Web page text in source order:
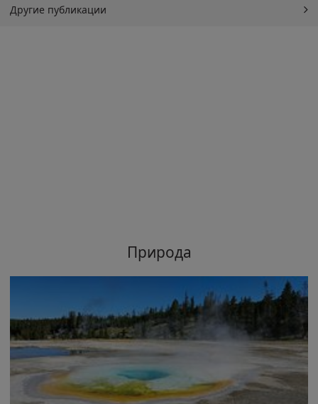
Другие публикации
Природа